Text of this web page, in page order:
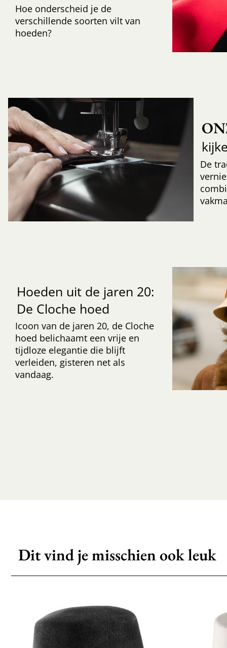
Hoe onderscheid je de
verschillende soorten vilt van
hoeden?
De
Hoeden uit de jaren 20:
De Cloche hoed
Icoon van de jaren 20, de Cloche
hoed belichaamt een vrije en
tijdloze elegantie die blijft
verleiden, gisteren net als
vandaag.
Dit vind je misschien ook leuk